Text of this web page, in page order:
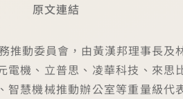
原文連結
推動委員會，由黃漢邦理事長
電機、立普思、凌華科技、來
智慧機械推動辦公室等重量級